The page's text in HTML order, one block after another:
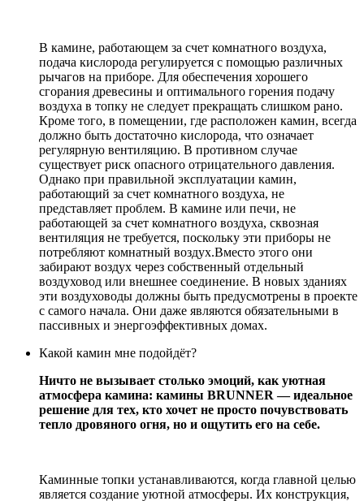
В камине, работающем за счет комнатного воздуха,
подача кислорода регулируется с помощью различных
рычагов на приборе. Для обеспечения хорошего
сгорания древесины и оптимального горения подачу
воздуха в топку не следует прекращать слишком рано.
Кроме того, в помещении, где расположен камин, всегда
должно быть достаточно кислорода, что означает
регулярную вентиляцию. В противном случае
существует риск опасного отрицательного давления.
Однако при правильной эксплуатации камин,
работающий за счет комнатного воздуха, не
представляет проблем. В камине или печи, не
работающей за счет комнатного воздуха, сквозная
вентиляция не требуется, поскольку эти приборы не
потребляют комнатный воздух.Вместо этого они
забирают воздух через собственный отдельный
воздуховод или внешнее соединение. В новых зданиях
эти воздуховоды должны быть предусмотрены в проекте
с самого начала. Они даже являются обязательными в
пассивных и энергоэффективных домах.
Какой камин мне подойдёт?
Ничто не вызывает столько эмоций, как уютная
атмосфера камина: камины BRUNNER — идеальное
решение для тех, кто хочет не просто почувствовать
тепло дровяного огня, но и ощутить его на себе.
Каминные топки устанавливаются, когда главной целью
является создание уютной атмосферы. Их конструкция,